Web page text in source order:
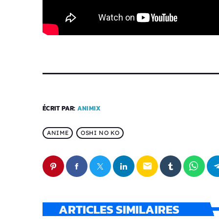
ÉCRIT PAR: ANIMIX
ANIME OSHI NO KO
email
ARTICLES SIMILAIRES